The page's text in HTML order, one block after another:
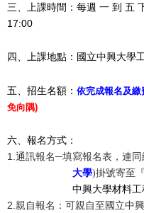
三、上課時間： 每週 一 到 五
17:00
四、上課地點：國立中興大學
五、招生名額： 依完成報名及繳
免向隅)
六、報名方式：
1. 通訊報名─填寫報名表，連
大學)掛號寄至『
中興大學材料
2. 親自報名：可親自至 國立中